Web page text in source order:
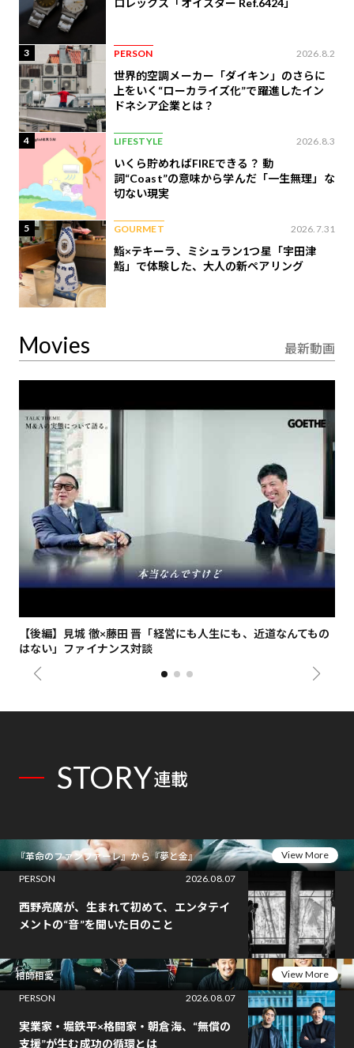
3 PERSON 2026.8.2
世界的空調メーカー「ダイキン」のさらに
上をいく“ローカライズ化”で躍進したイン
ドネシア企業とは？
4 LIFESTYLE 2026.8.3
いくら貯めればFIREできる？ 動
詞“Coast”の意味から学んだ「一生無理」な
切ない現実
5 GOURMET 2026.7.31
鮨×テキーラ、ミシュラン1つ星「宇田津
鮨」で体験した、大人の新ペアリング
Movies 最新動画
【後編】見城 徹×藤田 晋「経営にも人生にも、近道なんてもの
はない」ファイナンス対談
STORY連載
『革命のファンファーレ』から『夢と金』
View More
PERSON
2026.08.07
西野亮廣が、生まれて初めて、エンタテイ
メントの“音”を聞いた日のこと
相師相愛
View More
PERSON
2026.08.07
実業家・堀鉄平×格闘家・朝倉海、“無償の
支援”が生む成功の循環とは